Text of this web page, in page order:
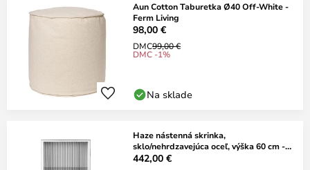
Aun Cotton Taburetka Ø40 Off-White -
Ferm Living
98,00 €
DMC99,00 €
DMC -1%
Na sklade
Haze nástenná skrinka,
sklo/nehrdzavejúca oceľ, výška 60 cm -
ferm LIVING
442,00 €